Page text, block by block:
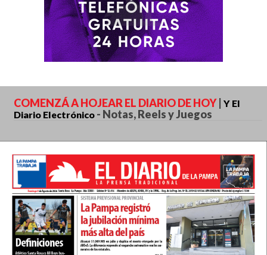
COMENZÁ A HOJEAR EL DIARIO DE HOY Y El
Diario Electrónico - Notas, Reels y Juegos